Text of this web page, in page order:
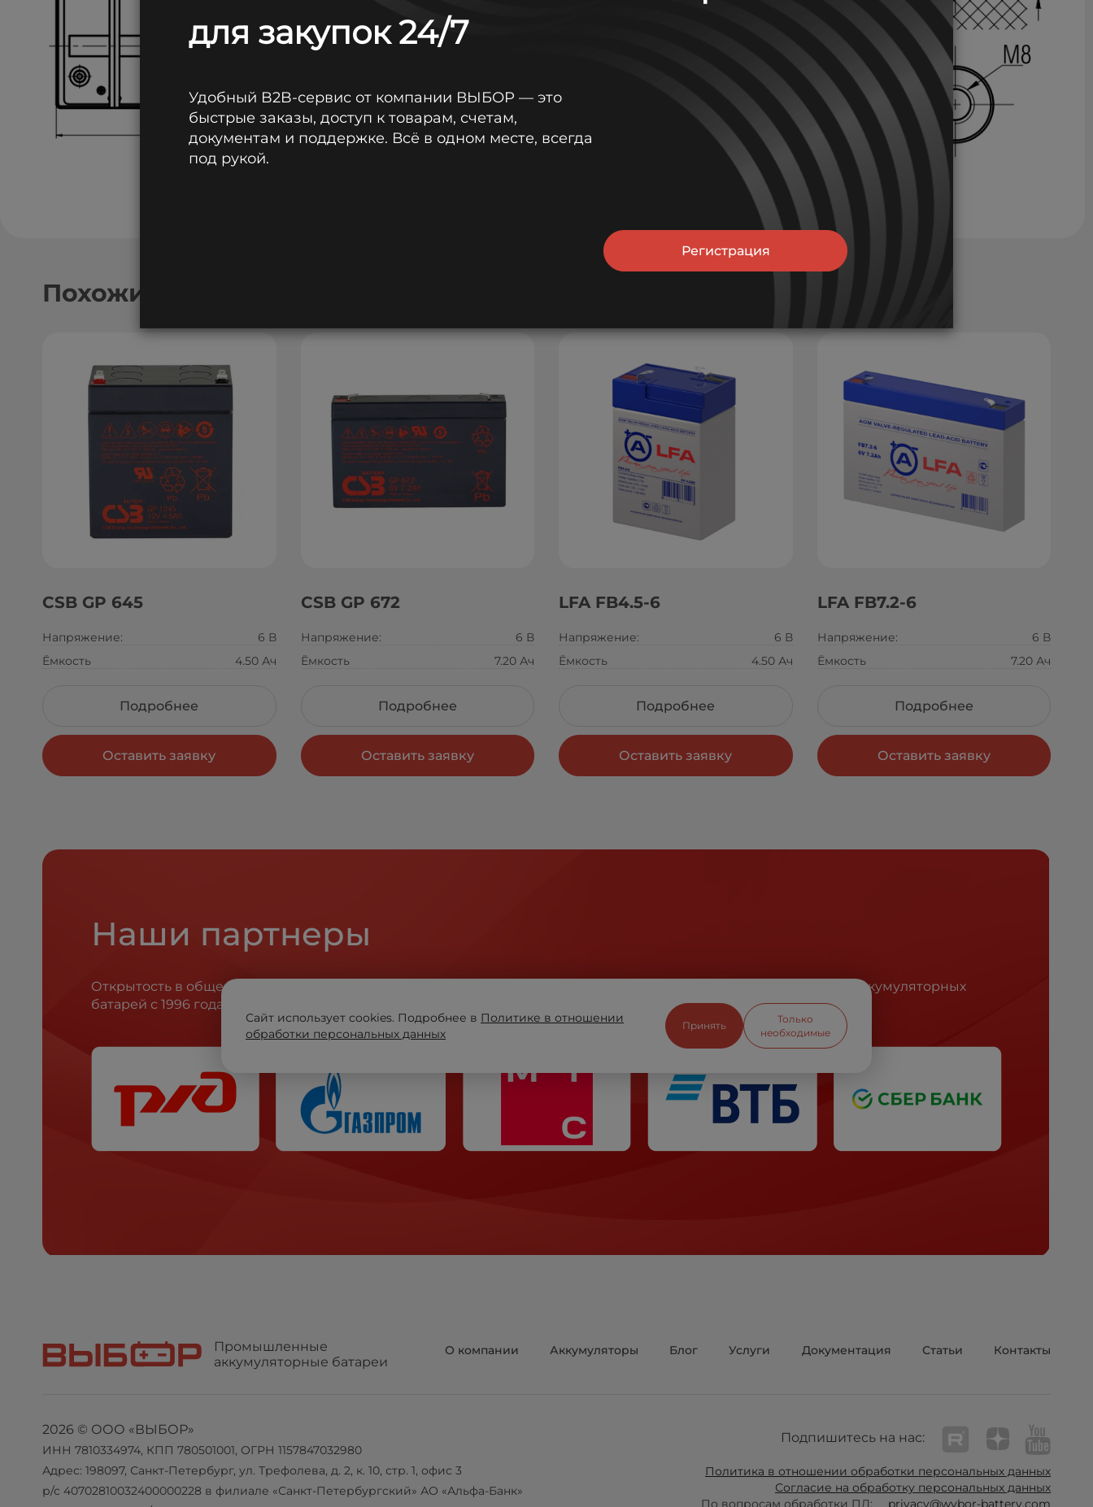
Похожие модели
CSB GP 645
Напряжение:
6 В
Ёмкость
4.50 Ач
Подробнее
Оставить заявку
CSB GP 672
Напряжение:
6 В
Ёмкость
7.20 Ач
Подробнее
Оставить заявку
LFA FB4.5-6
Напряжение:
6 В
Ёмкость
4.50 Ач
Подробнее
Оставить заявку
LFA FB7.2-6
Напряжение:
6 В
Ёмкость
7.20 Ач
Подробнее
Оставить заявку
Наши партнеры
Открытость в общении, честность в сотрудничестве помогают компании «ВЫБОР» оставаться лидером рынка аккумуляторных
батарей с 1996 года.
Промышленные
аккумуляторные батареи
О компании Аккумуляторы Блог Услуги Документация Статьи Контакты
2026 © ООО «ВЫБОР»
ИНН 7810334974, КПП 780501001, ОГРН 1157847032980
Адрес: 198097, Санкт-Петербург, ул. Трефолева, д. 2, к. 10, стр. 1, офис 3
р/с 40702810032400000228 в филиале «Санкт-Петербургский» АО «Альфа-Банк»
Подпишитесь на нас:
Политика в отношении обработки персональных данных
Согласие на обработку персональных данных
По вопросам обработки ПД:
privacy@wybor-battery.com
для закупок 24/7
Удобный B2B-сервис от компании ВЫБОР — это
быстрые заказы, доступ к товарам, счетам,
документам и поддержке. Всё в одном месте, всегда
под рукой.
Регистрация
Сайт использует cookies. Подробнее в Политике в отношении
обработки персональных данных
Принять
Только
необходимые